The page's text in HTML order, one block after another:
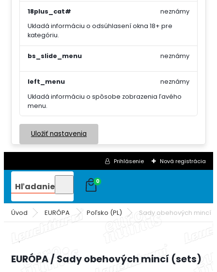
18plus_cat#
Ukladá informáciu o odsúhlasení okna 18+ pre
kategóriu.
neznámy
bs_slide_menu neznámy
left_menu
Ukladá informáciu o spôsobe zobrazenia ľavého
menu.
neznámy
Uložiť nastavenia
Prihlásenie Nová registrácia
Hľadanie 0
Úvod EURÓPA Poľsko (PL) Sady obehových mincí
EURÓPA / Sady obehových mincí (sets)